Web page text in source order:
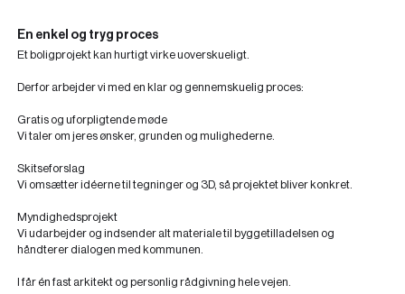
En enkel og tryg proces
Et boligprojekt kan hurtigt virke uoverskueligt.
Derfor arbejder vi med en klar og gennemskuelig proces:
Gratis og uforpligtende møde
Vi taler om jeres ønsker, grunden og mulighederne.
Skitseforslag
Vi omsætter idéerne til tegninger og 3D, så projektet bliver konkret.
Myndighedsprojekt
Vi udarbejder og indsender alt materiale til byggetilladelsen og
håndterer dialogen med kommunen.
I får én fast arkitekt og personlig rådgivning hele vejen.